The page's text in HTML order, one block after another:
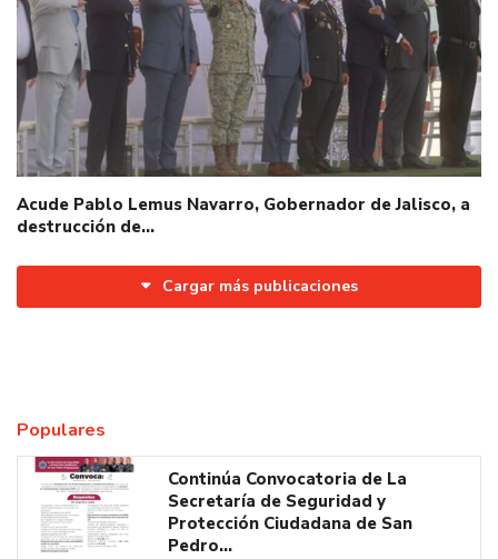
Acude Pablo Lemus Navarro, Gobernador de Jalisco, a
destrucción de…
Cargar más publicaciones
Populares
Continúa Convocatoria de La
Secretaría de Seguridad y
Protección Ciudadana de San
Pedro…